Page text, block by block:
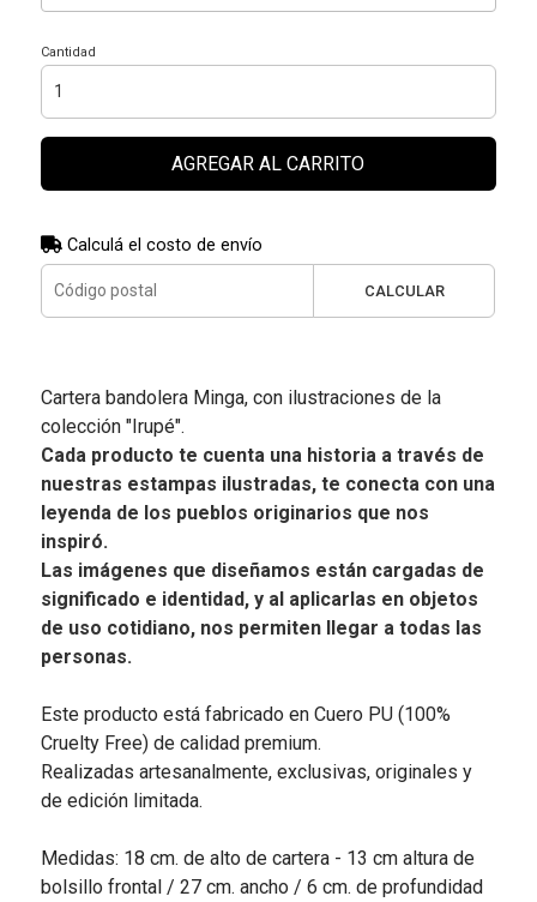
Cantidad
AGREGAR AL CARRITO
Calculá el costo de envío
CALCULAR
Cartera bandolera Minga, con ilustraciones de la
colección "Irupé".
Cada producto te cuenta una historia a través de
nuestras estampas ilustradas, te conecta con una
leyenda de los pueblos originarios que nos
inspiró.
Las imágenes que diseñamos están cargadas de
significado e identidad, y al aplicarlas en objetos
de uso cotidiano, nos permiten llegar a todas las
personas.
Este producto está fabricado en Cuero PU (100%
Cruelty Free) de calidad premium.
Realizadas artesanalmente, exclusivas, originales y
de edición limitada.
Medidas: 18 cm. de alto de cartera - 13 cm altura de
bolsillo frontal / 27 cm. ancho / 6 cm. de profundidad